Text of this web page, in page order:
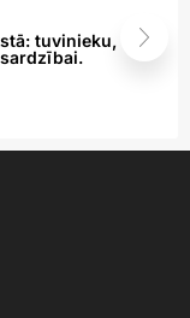
tuvinieku,